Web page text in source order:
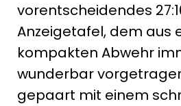
vorentscheidendes
Anzeigetafel, dem aus
kompakten Abwehr
wunderbar
gepaart mit einem